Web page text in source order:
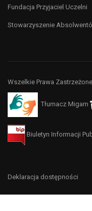
Fundacja Przyjaciel Uczelni
Stowarzyszenie
Wszelkie Prawa
Tłumacz Migam
Biuletyn Informacji
Deklaracja dostępności